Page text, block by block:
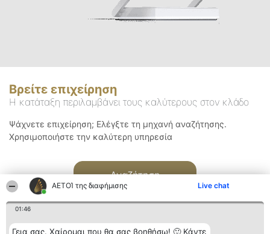
ΑΕΤΟΊ της διαφήμισης Live chat
01:46
Γεια σας. Χαίρομαι που θα σας βοηθήσω! 🙂 Κάντε
Βρείτε επιχείρηση
Η κατάταξη περιλαμβάνει τους καλύτερους στον κλάδο
Ψάχνετε επιχείρηση; Ελέγξτε τη μηχανή αναζήτησης.
Χρησιμοποιήστε την καλύτερη υπηρεσία
Αναζήτηση